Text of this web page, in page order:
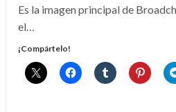
Es la imagen principal de
el…
¡Compártelo!